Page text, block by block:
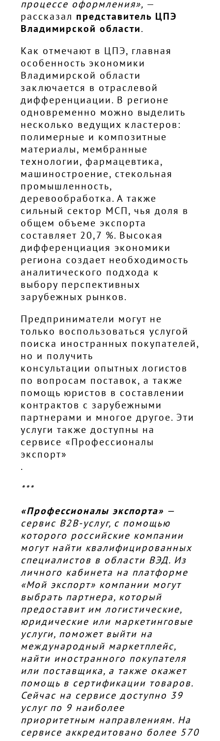
процессе оформления», —
рассказал представитель ЦПЭ
Владимирской области.
Как отмечают в ЦПЭ, главная
особенность экономики
Владимирской области
заключается в отраслевой
дифференциации. В регионе
одновременно можно выделить
несколько ведущих кластеров:
полимерные и композитные
материалы, мембранные
технологии, фармацевтика,
машиностроение, стекольная
промышленность,
деревообработка. А также
сильный сектор МСП, чья доля в
общем объеме экспорта
составляет 20,7 %. Высокая
дифференциация экономики
региона создает необходимость
аналитического подхода к
выбору перспективных
зарубежных рынков.
Предприниматели могут не
только воспользоваться услугой
поиска иностранных покупателей,
но и получить
консультации опытных логистов
по вопросам поставок, а также
помощь юристов в составлении
контрактов с зарубежными
партнерами и многое другое. Эти
услуги также доступны на
сервисе «Профессионалы
экспорт»
.
***
«Профессионалы экспорта» —
сервис B2B-услуг, с помощью
которого российские компании
могут найти квалифицированных
специалистов в области ВЭД. Из
личного кабинета на платформе
«Мой экспорт» компании могут
выбрать партнера, который
предоставит им логистические,
юридические или маркетинговые
услуги, поможет выйти на
международный маркетплейс,
найти иностранного покупателя
или поставщика, а также окажет
помощь в сертификации товаров.
Сейчас на сервисе доступно 39
услуг по 9 наиболее
приоритетным направлениям. На
сервисе аккредитовано более 570